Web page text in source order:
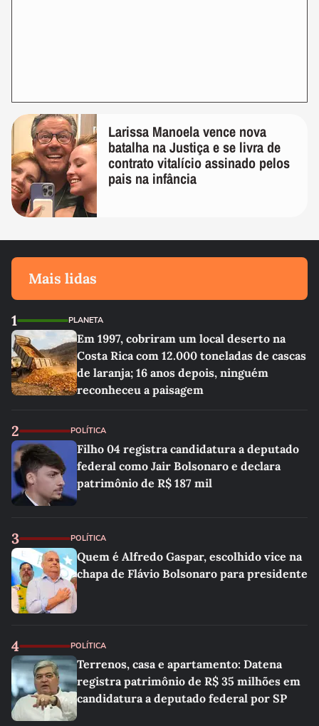
Larissa Manoela vence nova
batalha na Justiça e se livra de
contrato vitalício assinado pelos
pais na infância
Mais lidas
1 PLANETA
Em 1997, cobriram um local deserto na
Costa Rica com 12.000 toneladas de cascas
de laranja; 16 anos depois, ninguém
reconheceu a paisagem
2 POLÍTICA
Filho 04 registra candidatura a deputado
federal como Jair Bolsonaro e declara
patrimônio de R$ 187 mil
3 POLÍTICA
Quem é Alfredo Gaspar, escolhido vice na
chapa de Flávio Bolsonaro para presidente
4 POLÍTICA
Terrenos, casa e apartamento: Datena
registra patrimônio de R$ 35 milhões em
candidatura a deputado federal por SP